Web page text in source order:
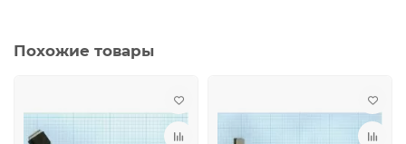
Похожие товары